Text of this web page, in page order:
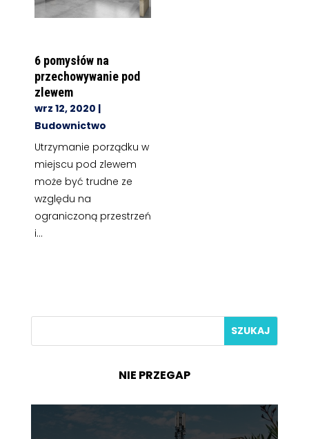
6 pomysłów na
przechowywanie pod
zlewem
wrz 12, 2020 |
Budownictwo
Utrzymanie porządku w
miejscu pod zlewem
może być trudne ze
względu na
ograniczoną przestrzeń
i...
NIE PRZEGAP